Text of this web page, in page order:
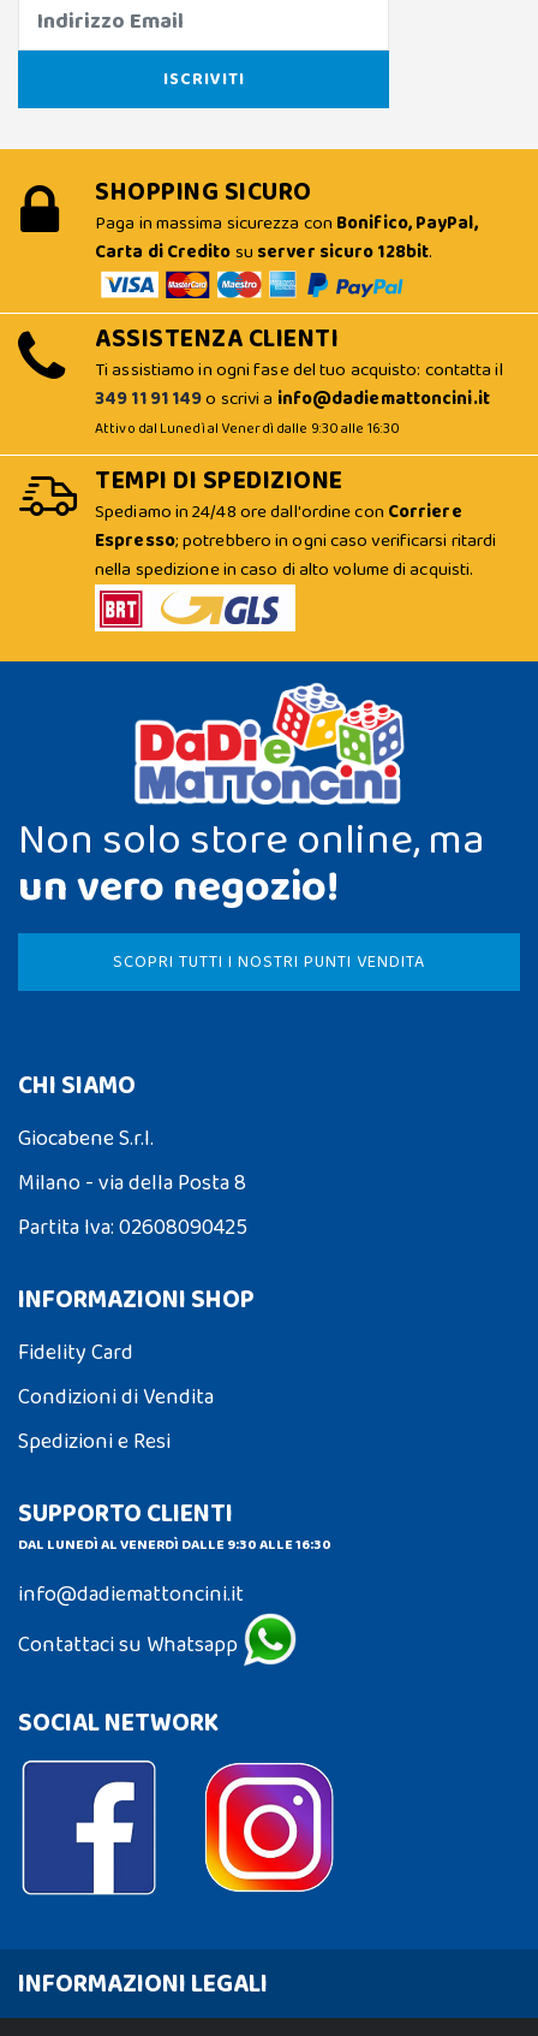
SHOPPING SICURO
Paga in massima sicurezza con Bonifico, PayPal,
Carta di Creditosu server sicuro 128bit.
ASSISTENZA CLIENTI
Ti assistiamo in ogni fase del tuo acquisto: contatta il
349 11 91 149o scrivi a info@dadiemattoncini.it
Attivo dal Lunedì al Venerdì dalle 9:30 alle 16:30
TEMPI DI SPEDIZIONE
Spediamo in 24/48 ore dall'ordine con Corriere
Espresso; potrebbero in ogni caso verificarsi ritardi
nella spedizione in caso di alto volume di acquisti.
Non solo store online, ma
un vero negozio!
SCOPRI TUTTI I NOSTRI PUNTI VENDITA
CHI SIAMO
Giocabene S.r.l.
Milano - via della Posta 8
Partita Iva: 02608090425
INFORMAZIONI SHOP
Fidelity Card
Condizioni di Vendita
Spedizioni e Resi
SUPPORTO CLIENTI
DAL LUNEDÌ AL VENERDÌ DALLE 9:30 ALLE 16:30
info@dadiemattoncini.it
Contattaci su Whatsapp
SOCIAL NETWORK
INFORMAZIONI LEGALI